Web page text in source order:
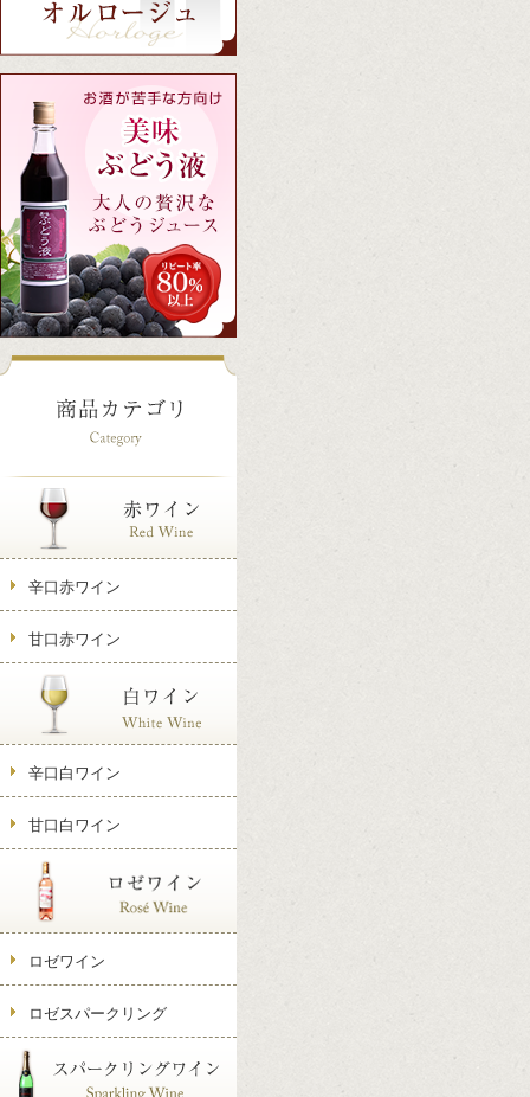
辛口赤ワイン
甘口赤ワイン
辛口白ワイン
甘口白ワイン
ロゼワイン
ロゼスパークリング